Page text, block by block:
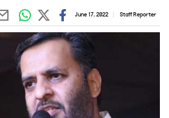
Staff Reporter
June 17, 2022